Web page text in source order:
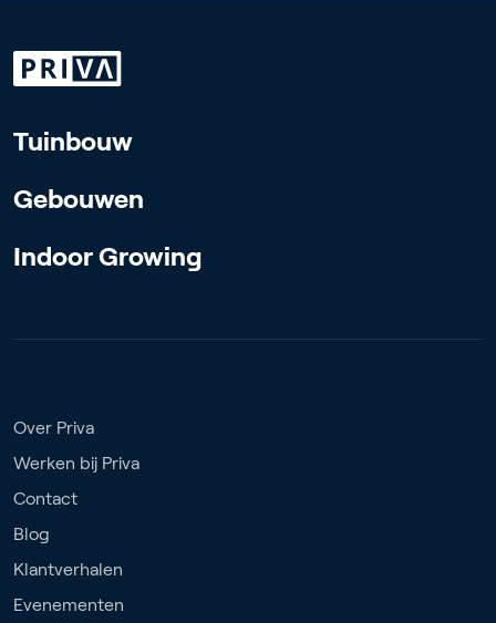
Tuinbouw
Gebouwen
Indoor Growing
Over Priva
Werken bij Priva
Contact
Blog
Klantverhalen
Evenementen